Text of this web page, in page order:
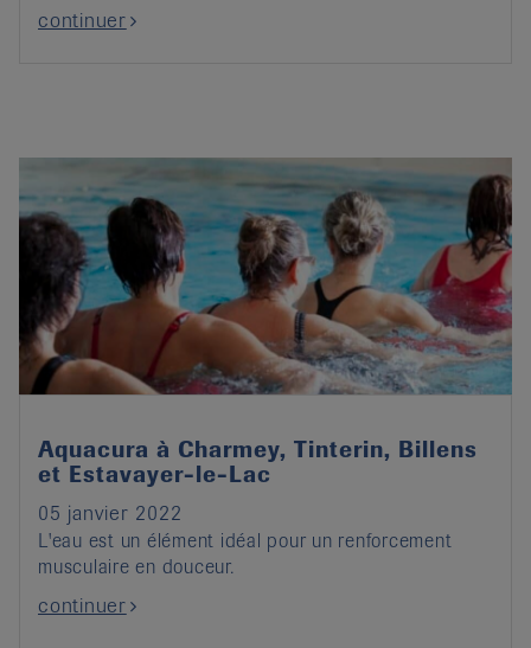
continuer
Aquacura à Charmey, Tinterin, Billens
et Estavayer-le-Lac
05 janvier 2022
L'eau est un élément idéal pour un renforcement
musculaire en douceur.
continuer